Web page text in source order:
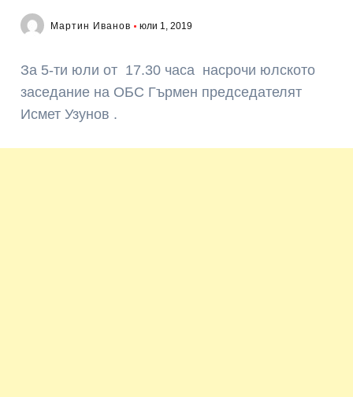
Мартин Иванов юли 1, 2019
За 5-ти юли от 17.30 часа насрочи юлското
заседание на ОБС Гърмен председателят
Исмет Узунов .